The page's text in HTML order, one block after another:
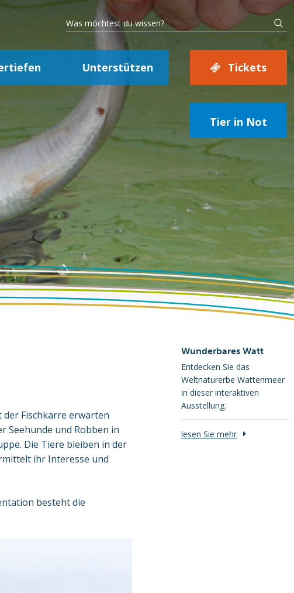
Unterstützen Tickets
Tier in Not
der Fischkarre erwarten
Seehunde und Robben in
Die Tiere bleiben in der
ihr Interesse und
besteht die
Wunderbares Watt
Entdecken Sie das
Weltnaturerbe Wattenmeer
in dieser interaktiven
Ausstellung.
lesen Sie mehr